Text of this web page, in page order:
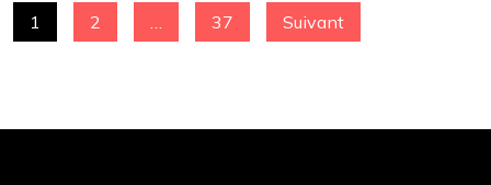
PAGINATION
1 2 37 Suivant